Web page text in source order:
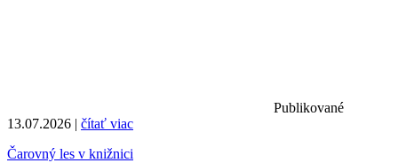
Publikované
13.07.2026 | čítať viac
Čarovný les v knižnici